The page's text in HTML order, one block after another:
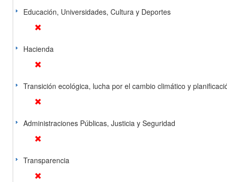
Educación, Universidades, Cultura y Deportes
Hacienda
Transición ecológica, lucha por el cambio climático y
Administraciones Públicas, Justicia y Seguridad
Transparencia